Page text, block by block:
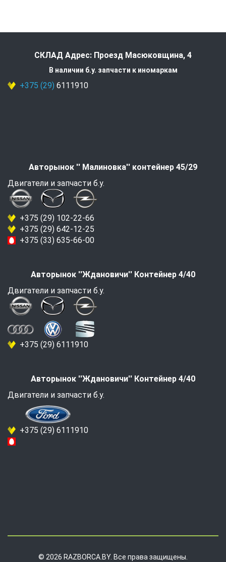
СКЛАД Адрес: Проезд Масюковщина, 4
В наличии б.у. запчасти к иномаркам
+375 (29) 6111910
Авторынок '' Малиновка'' контейнер 45/29
Двигатели и запчасти б.у.
+375 (29) 102-22-66
+375 (29) 642-12-25
+375 (33) 635-66-00
Авторынок ''Ждановичи'' Контейнер 4/40
Двигатели и запчасти б.у.
+375 (29) 6111910
Авторынок ''Ждановичи'' Контейнер 4/40
Двигатели и запчасти б.у.
+375 (29) 6111910
© 2026 RAZBORCA.BY. Все права защищены.